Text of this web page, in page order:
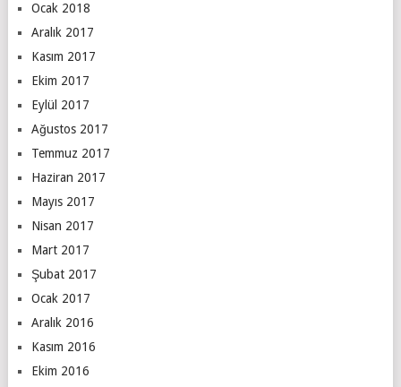
Ocak 2018
Aralık 2017
Kasım 2017
Ekim 2017
Eylül 2017
Ağustos 2017
Temmuz 2017
Haziran 2017
Mayıs 2017
Nisan 2017
Mart 2017
Şubat 2017
Ocak 2017
Aralık 2016
Kasım 2016
Ekim 2016